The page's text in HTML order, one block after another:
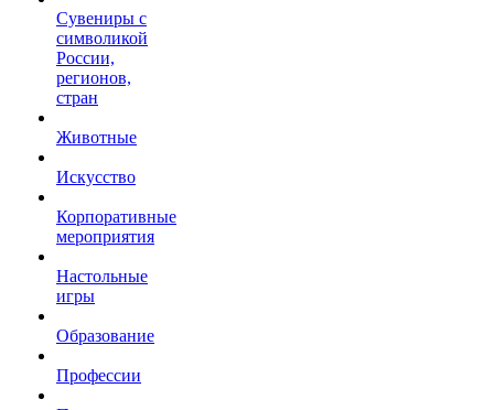
Сувениры с
символикой
России,
регионов,
стран
Животные
Искусство
Корпоративные
мероприятия
Настольные
игры
Образование
Профессии